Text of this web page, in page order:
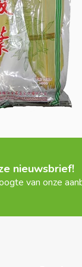
nieuwsbrief!
van onze